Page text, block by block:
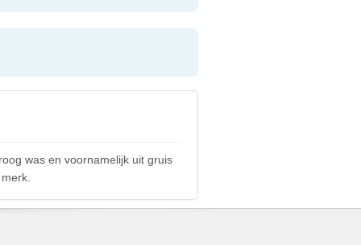
was en voornamelijk uit gruis